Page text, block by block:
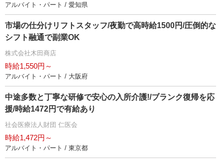
アルバイト・パート / 愛知県
市場の仕分けリフトスタッフ/夜勤で高時給1500円/圧倒的な
シフト融通で副業OK
株式会社木田商店
時給1,550円～
アルバイト・パート / 大阪府
中途多数と丁寧な研修で安心の入所介護!/ブランク復帰を応
援/時給1472円で有給あり
社会医療法人財団 仁医会
時給1,472円～
アルバイト・パート / 東京都